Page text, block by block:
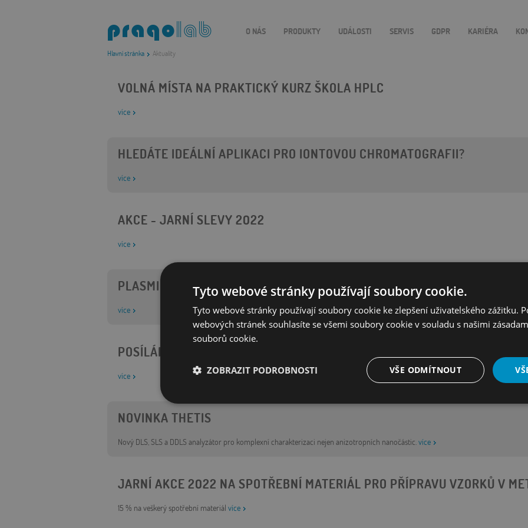
Hlavní stránka Aktuality
O NÁS PRODUKTY UDÁLOSTI SERVIS GDPR KARIÉRA
VOLNÁ MÍSTA NA PRAKTICKÝ KURZ ŠKOLA HPLC
více
HLEDÁTE IDEÁLNÍ APLIKACI PRO IONTOVOU CHROMATOGRAFII?
více
AKCE - JARNÍ SLEVY 2022
více
PLASMION - NOVÝ APLIKAČNÍ BOOKLET
více
POSÍLÁME POMOC UKRAJINĚ
více
NOVINKA THETIS
Nový DLS, SLS a DDLS analyzátor pro komplexní charakterizaci nejen anizotropních nanočástic.více
JARNÍ AKCE 2022 NA SPOTŘEBNÍ MATERIÁL PRO PŘÍPRAVU VZORKŮ V
15 % na veškerý spotřební materiál více
Tyto webové stránky používají soubory cookie.
Tyto webové stránky používají soubory cookie ke zlepšení uživatelského zážitku.
webových stránek souhlasíte se všemi soubory cookie v souladu s našimi
souborů cookie.
VŠE ODMÍTNOUT
ZOBRAZIT PODROBNOSTI
Nezbytně nutné
Výkonové
Soubory cílení Funkční soubory